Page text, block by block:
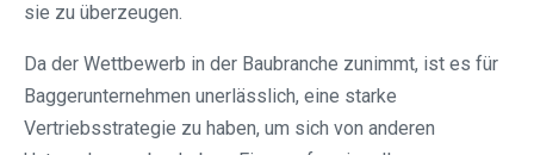
sie zu überzeugen.
Da der Wettbewerb in der Baubranche zunimmt, ist es für
Baggerunternehmen unerlässlich, eine starke
Vertriebsstrategie zu haben, um sich von anderen